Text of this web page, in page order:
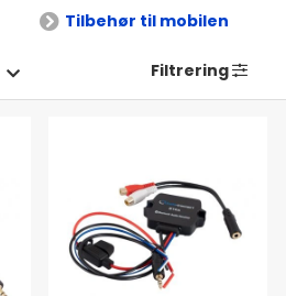
Tilbehør til mobilen
Filtrering